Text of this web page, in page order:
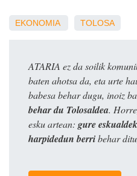
EKONOMIA TOLOSA
ATARIA ez da soilik
baten ahotsa da, eta urte
babesa behar dugu, inoiz
behar du Tolosaldea.
esku artean: gure
harpidedun berribehar